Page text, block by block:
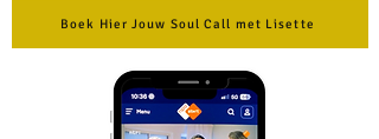
Boek Hier Jouw Soul Call met Lisette